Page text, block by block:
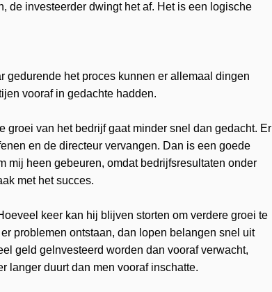
de investeerder dwingt het af. Het is een logische
gedurende het proces kunnen er allemaal dingen
vooraf in gedachte hadden.
van het bedrijf gaat minder snel dan gedacht. Er
en de directeur vervangen. Dan is een goede
mij heen gebeuren, omdat bedrijfsresultaten onder
met het succes.
keer kan hij blijven storten om verdere groei te
problemen ontstaan, dan lopen belangen snel uit
geld gelnvesteerd worden dan vooraf verwacht,
langer duurt dan men vooraf inschatte.